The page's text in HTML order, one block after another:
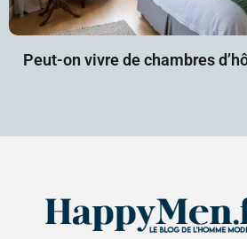
Peut-on vivre de chambres